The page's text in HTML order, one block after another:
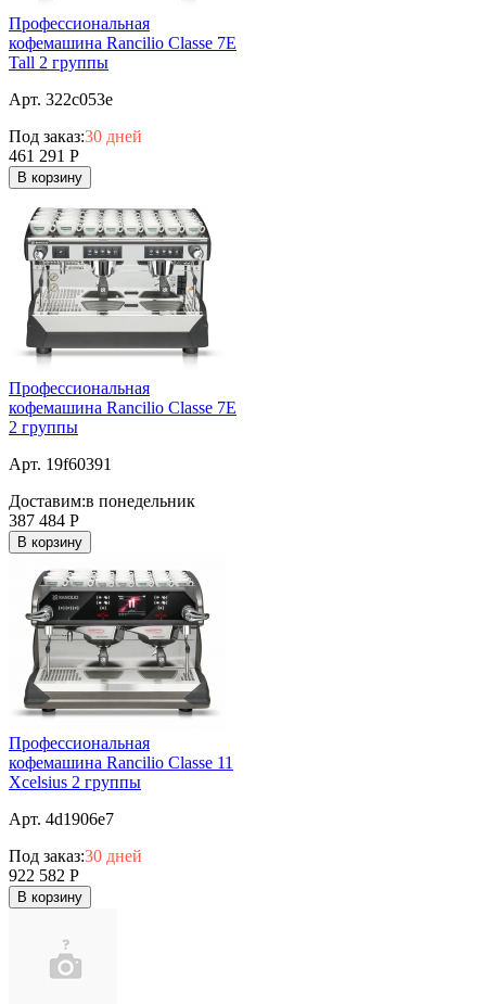
Профессиональная
кофемашина Rancilio Classe 7E
Tall 2 группы
Арт. 322c053e
Под заказ:30 дней
461 291 Р
В корзину
Профессиональная
кофемашина Rancilio Classe 7E
2 группы
Арт. 19f60391
Доставим:в понедельник
387 484 Р
В корзину
Профессиональная
кофемашина Rancilio Classe 11
Xcelsius 2 группы
Арт. 4d1906e7
Под заказ:30 дней
922 582 Р
В корзину